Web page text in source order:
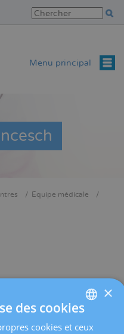
Menu principal
Équipe médicale
SPANISH
×
des cookies
cookies et ceux